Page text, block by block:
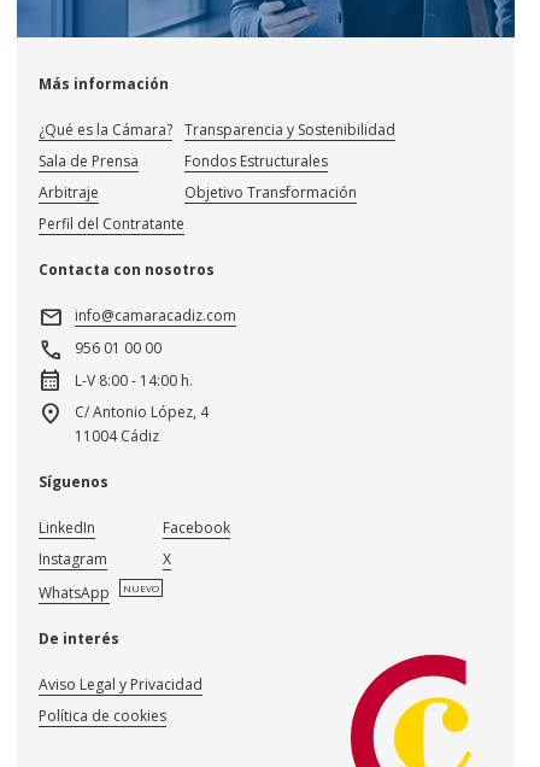
Más información
¿Qué es la Cámara?
Sala de Prensa
Arbitraje
Perfil del Contratante
Transparencia y Sostenibilidad
Fondos Estructurales
Objetivo Transformación
Contacta con nosotros
mail info@camaracadiz.com
call 956 01 00 00
calendar_month L-V 8:00 - 14:00 h.
location_on
C/ Antonio López, 4
11004 Cádiz
Síguenos
LinkedIn
Instagram
WhatsApp
NUEVO
Facebook
X
De interés
Aviso Legal y Privacidad
Política de cookies